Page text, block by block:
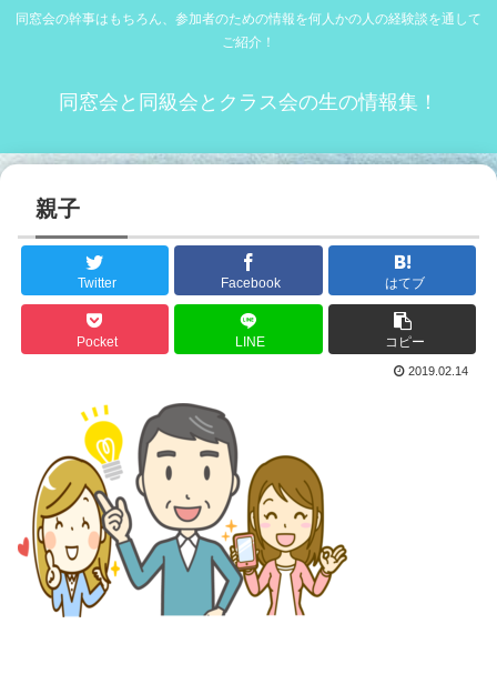
同窓会の幹事はもちろん、参加者のための情報を何人かの人の経験談を通して
ご紹介！
同窓会と同級会とクラス会の生の情報集！
親子
Twitter Facebook はてブ
Pocket LINE コピー
2019.02.14